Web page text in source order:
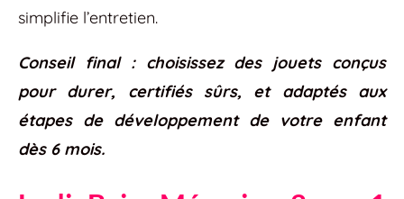
simplifie l’entretien.
Conseil final : choisissez des jouets conçus
pour durer, certifiés sûrs, et adaptés aux
étapes de développement de votre enfant
dès 6 mois.